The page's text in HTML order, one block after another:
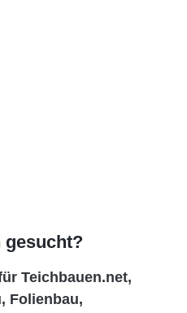
gesucht?
Teichbauen.net,
Folienbau,